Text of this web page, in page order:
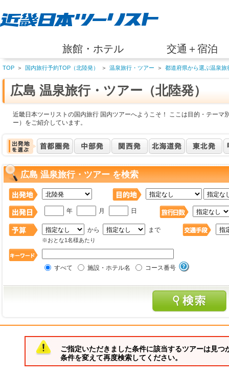
旅館・ホテル 交通＋宿泊
TOP ＞ 国内旅行予約TOP（北陸発） ＞ 温泉旅行・ツアー ＞ 都道府県から選ぶ温泉旅
広島 温泉旅行・ツアー（北陸発）
近畿日本ツーリストの国内旅行 国内ツアーへようこそ！ ここは目的・テーマ
ー）をご紹介しています。
広島 温泉旅行・ツアー を検索
年 月 日
から まで
※おとな1名様あたり
すべて 施設・ホテル名 コース番号
ご指定いただきました条件に該当するツアーは見つ
条件を変えて再度検索してください。